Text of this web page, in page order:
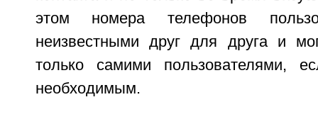
этом номера телефонов
неизвестными друг для друга и
только самими пользователями,
необходимым.